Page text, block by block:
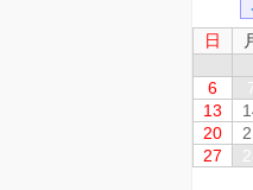
日
6
13
20
27